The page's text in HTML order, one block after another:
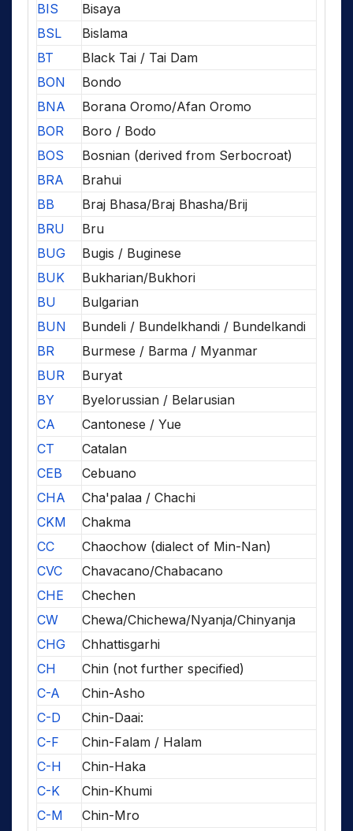
BIS
Bisaya
BSL
Bislama
BT
Black Tai / Tai Dam
BON
Bondo
BNA
Borana Oromo/Afan Oromo
BOR
Boro / Bodo
BOS
Bosnian (derived from Serbocroat)
BRA
Brahui
BB
Braj Bhasa/Braj Bhasha/Brij
BRU
Bru
BUG
Bugis / Buginese
BUK
Bukharian/Bukhori
BU
Bulgarian
BUN
Bundeli / Bundelkhandi / Bundelkandi
BR
Burmese / Barma / Myanmar
BUR
Buryat
BY
Byelorussian / Belarusian
CA
Cantonese / Yue
CT
Catalan
CEB
Cebuano
CHA
Cha'palaa / Chachi
CKM
Chakma
CC
Chaochow (dialect of Min-Nan)
CVC
Chavacano/Chabacano
CHE
Chechen
CW
Chewa/Chichewa/Nyanja/Chinyanja
CHG
Chhattisgarhi
CH
Chin (not further specified)
C-A
Chin-Asho
C-D
Chin-Daai:
C-F
Chin-Falam / Halam
C-H
Chin-Haka
C-K
Chin-Khumi
C-M
Chin-Mro